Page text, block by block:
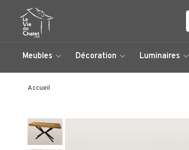
Meubles Décoration Luminaires
Accueil